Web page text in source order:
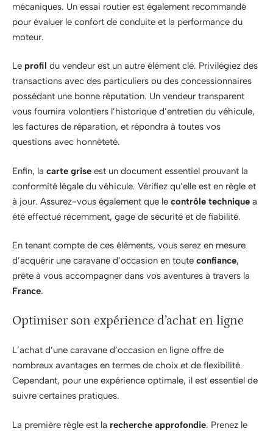
mécaniques. Un essai routier est également recommandé
pour évaluer le confort de conduite et la performance du
moteur.
Le profil du vendeur est un autre élément clé. Privilégiez des
transactions avec des particuliers ou des concessionnaires
possédant une bonne réputation. Un vendeur transparent
vous fournira volontiers l’historique d’entretien du véhicule,
les factures de réparation, et répondra à toutes vos
questions avec honnêteté.
Enfin, la carte grise est un document essentiel prouvant la
conformité légale du véhicule. Vérifiez qu’elle est en règle et
à jour. Assurez-vous également que le contrôle technique a
été effectué récemment, gage de sécurité et de fiabilité.
En tenant compte de ces éléments, vous serez en mesure
d’acquérir une caravane d’occasion en toute confiance,
prête à vous accompagner dans vos aventures à travers la
France.
Optimiser son expérience d’achat en ligne
L’achat d’une caravane d’occasion en ligne offre de
nombreux avantages en termes de choix et de flexibilité.
Cependant, pour une expérience optimale, il est essentiel de
suivre certaines pratiques.
La première règle est la recherche approfondie. Prenez le